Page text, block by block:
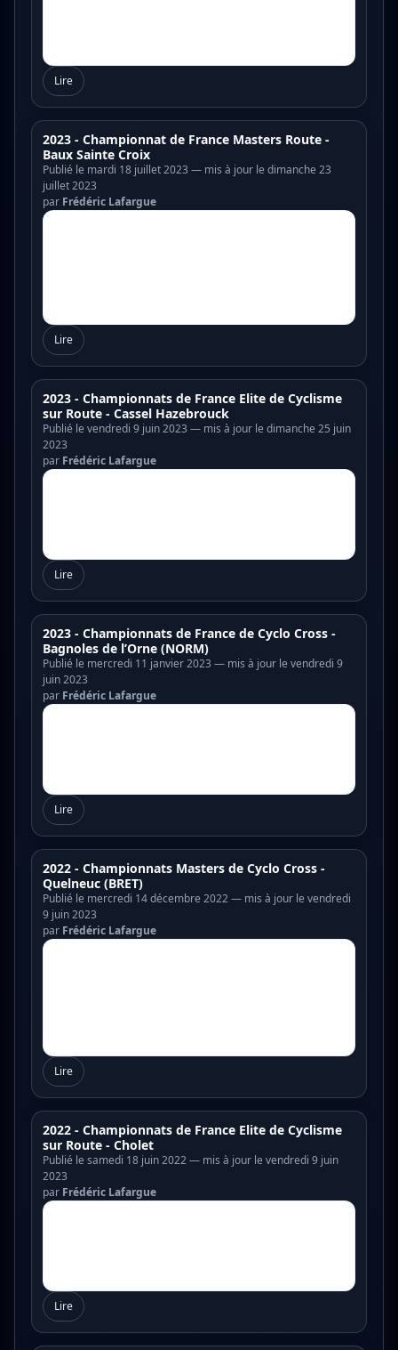
Lire
2023 - Championnat de France Masters Route -
Baux Sainte Croix
Publié le mardi 18 juillet 2023 — mis à jour le dimanche 23
juillet 2023
par Frédéric Lafargue
Lire
2023 - Championnats de France Elite de Cyclisme
sur Route - Cassel Hazebrouck
Publié le vendredi 9 juin 2023 — mis à jour le dimanche 25 juin
2023
par Frédéric Lafargue
Lire
2023 - Championnats de France de Cyclo Cross -
Bagnoles de l’Orne (NORM)
Publié le mercredi 11 janvier 2023 — mis à jour le vendredi 9
juin 2023
par Frédéric Lafargue
Lire
2022 - Championnats Masters de Cyclo Cross -
Quelneuc (BRET)
Publié le mercredi 14 décembre 2022 — mis à jour le vendredi
9 juin 2023
par Frédéric Lafargue
Lire
2022 - Championnats de France Elite de Cyclisme
sur Route - Cholet
Publié le samedi 18 juin 2022 — mis à jour le vendredi 9 juin
2023
par Frédéric Lafargue
Lire